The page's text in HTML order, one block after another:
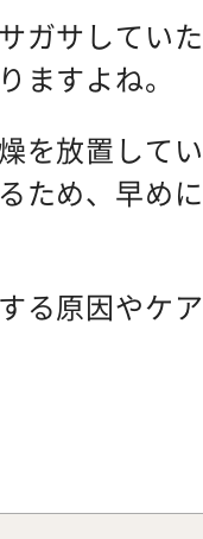
ガサしてい
ますよね。
を放置して
ため、早め
る原因やケ